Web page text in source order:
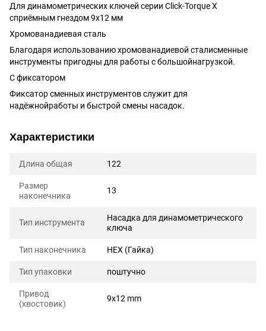
Для динамометрических ключей серии Click-Torque X
сприёмным гнездом 9x12 мм
Хромованадиевая сталь
Благодаря использованию хромованадиевой сталисменные
инструменты пригодны для работы с большойнагрузкой.
С фиксатором
Фиксатор сменных инструментов служит для
надёжнойработы и быстрой смены насадок.
Характеристики
Длина общая 122
Размер
наконечника
13
Тип инструмента
Насадка для динамометрического
ключа
Тип наконечника HEX (Гайка)
Тип упаковки поштучно
Привод
(хвостовик)
9x12 mm